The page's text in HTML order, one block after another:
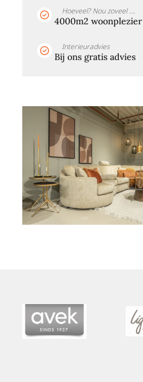
Hoeveel? Nou zoveel ....
4000m2 woonplezier
Interieuradvies
Bij ons gratis advies